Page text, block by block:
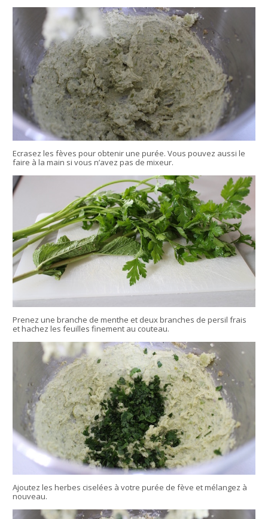
Ecrasez les fèves pour obtenir une purée. Vous pouvez aussi le
faire à la main si vous n’avez pas de mixeur.
Prenez une branche de menthe et deux branches de persil frais
et hachez les feuilles finement au couteau.
Ajoutez les herbes ciselées à votre purée de fève et mélangez à
nouveau.